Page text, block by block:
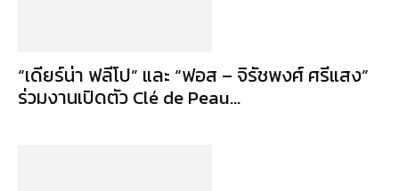
“เดียร์น่า ฟลีโป” และ “ฟอส – จิรัชพงศ์ ศรีแสง”
ร่วมงานเปิดตัว Clé de Peau...